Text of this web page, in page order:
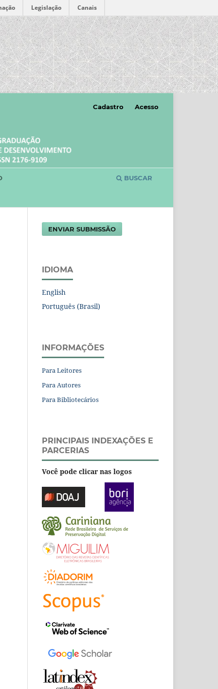
Legislação Canais
BUSCAR
Cadastro Acesso
ENVIAR SUBMISSÃO
IDIOMA
English
Português (Brasil)
INFORMAÇÕES
Para Leitores
Para Autores
Para Bibliotecários
PRINCIPAIS INDEXAÇÕES E
PARCERIAS
Você pode clicar nas logos